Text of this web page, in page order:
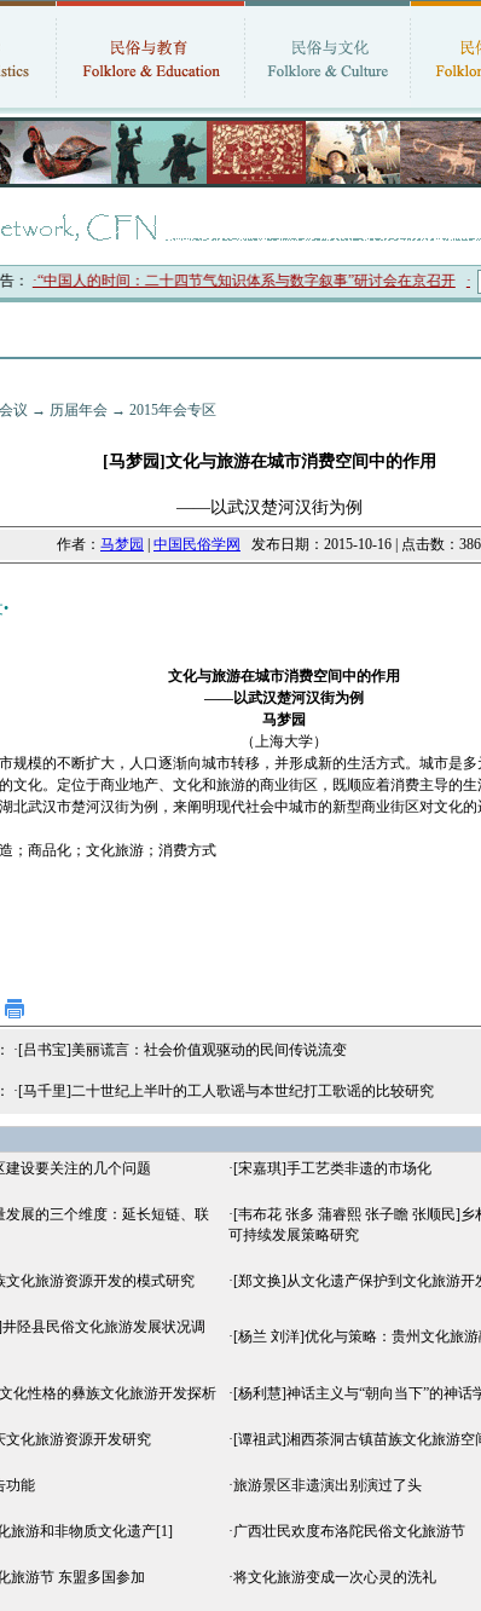
·“中国人的时间：二十四节气知识体系与数字叙事”研讨会在京召开 ·中国
议 → 历届年会→ 2015年会专区
[马梦园]文化与旅游在城市消费空间中的作用
——以武汉楚河汉街为例
作者： 马梦园 中国民俗学网 发布日期：2015-10-16 | 点击数：
文化与旅游在城市消费空间中的作用
——以武汉楚河汉街为例
马梦园
（上海大学）
模的不断扩大，人口逐渐向城市转移，并形成新的生活方式。城市是
文化。定位于商业地产、文化和旅游的商业街区，既顺应着消费主导的
北武汉市楚河汉街为例，来阐明现代社会中城市的新型商业街区对文化
；商品化；文化旅游；消费方式
·[吕书宝]美丽谎言：社会价值观驱动的民间传说流变
·[马千里]二十世纪上半叶的工人歌谣与本世纪打工歌谣的比较研究
设要关注的几个问题 ·[宋嘉琪]手工艺类非遗的市场化
展的三个维度：延长短链、联
·[韦布花 张多 蒲睿熙 张子瞻 张顺民]
可持续发展策略研究
化旅游资源开发的模式研究 ·[郑文换]从文化遗产保护到文化旅游
陉县民俗文化旅游发展状况调
·[杨兰 刘洋]优化与策略：贵州文化旅
化性格的彝族文化旅游开发探析 ·[杨利慧]神话主义与“朝向当下”的神话
化旅游资源开发研究 ·[谭祖武]湘西茶洞古镇苗族文化旅游空
功能 ·旅游景区非遗演出别演过了头
旅游和非物质文化遗产[1] ·广西壮民欢度布洛陀民俗文化旅游节
旅游节 东盟多国参加 ·将文化旅游变成一次心灵的洗礼